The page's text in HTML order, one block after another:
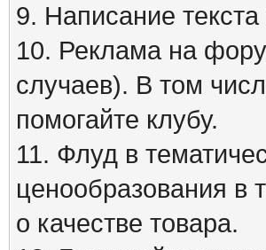
9. Написание
10. Реклама на
случаев). В том
помогайте клубу.
11. Флуд в
ценообразования в
о качестве товара.